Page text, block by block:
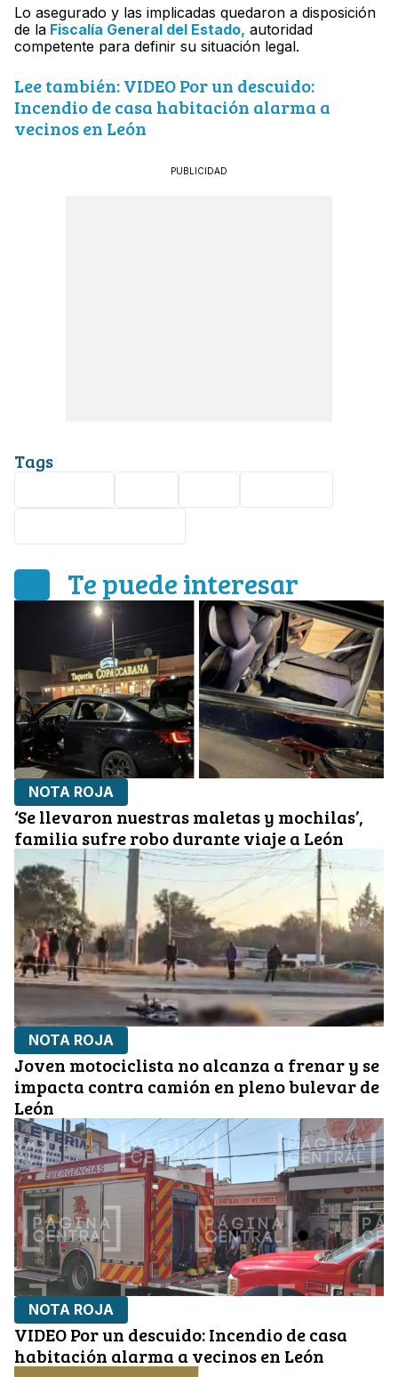
Lo asegurado y las implicadas quedaron a disposición
de la Fiscalía General del Estado, autoridad
competente para definir su situación legal.
Lee también: VIDEO Por un descuido:
Incendio de casa habitación alarma a
vecinos en León
PUBLICIDAD
Tags
Te puede interesar
NOTA ROJA
‘Se llevaron nuestras maletas y mochilas’,
familia sufre robo durante viaje a León
NOTA ROJA
Joven motociclista no alcanza a frenar y se
impacta contra camión en pleno bulevar de
León
NOTA ROJA
VIDEO Por un descuido: Incendio de casa
habitación alarma a vecinos en León